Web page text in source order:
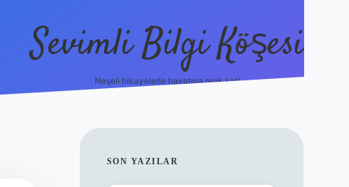
Sevimli Bilgi Köşesi
Neşeli hikayelerle hayatına renk kat!
SIDEBAR
SON YAZILAR
hiltonbet güncel giriş